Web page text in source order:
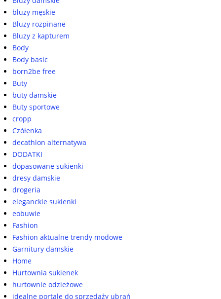
bluzy męskie
Bluzy rozpinane
Bluzy z kapturem
Body
Body basic
born2be free
Buty
buty damskie
Buty sportowe
cropp
Czółenka
decathlon alternatywa
DODATKI
dopasowane sukienki
dresy damskie
drogeria
eleganckie sukienki
eobuwie
Fashion
Fashion aktualne trendy modowe
Garnitury damskie
Home
Hurtownia sukienek
hurtownie odzieżowe
idealne portale do sprzedaży ubrań